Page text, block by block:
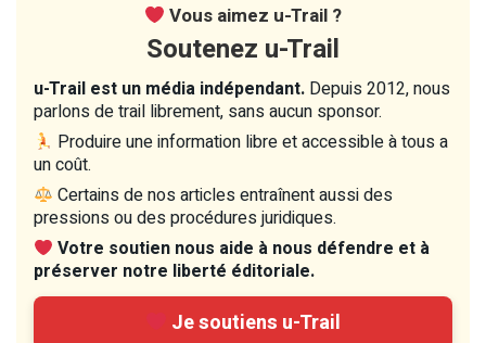
Vous aimez u-Trail ?
Soutenez u-Trail
u-Trail est un média indépendant. Depuis 2012, nous
parlons de trail librement, sans aucun sponsor.
Produire une information libre et accessible à tous a
un coût.
Certains de nos articles entraînent aussi des
pressions ou des procédures juridiques.
Votre soutien nous aide à nous défendre et à
préserver notre liberté éditoriale.
Je soutiens u-Trail